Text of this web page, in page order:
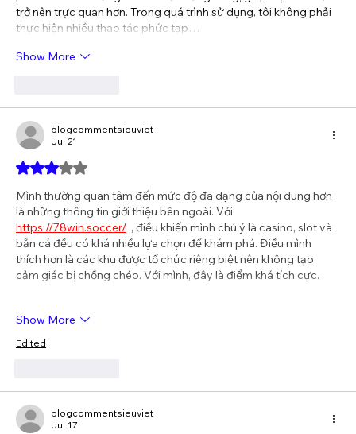
trở nên trực quan hơn. Trong quá trình sử dụng, tôi không phải
thực hiện nhiều thao tác phức tạp…
Show More
blogcommentsieuviet
Jul 21
Rated 3 out of 5 stars.
Mình thường quan tâm đến mức độ đa dạng của nội dung hơn
là những thông tin giới thiệu bên ngoài. Với
https://78win.soccer/ , điều khiến mình chú ý là casino, slot và
bắn cá đều có khá nhiều lựa chọn để khám phá. Điều mình
thích hơn là các khu được tổ chức riêng biệt nên không tạo
cảm giác bị chồng chéo. Với mình, đây là điểm khá tích cực.
Show More
Edited
blogcommentsieuviet
Jul 17